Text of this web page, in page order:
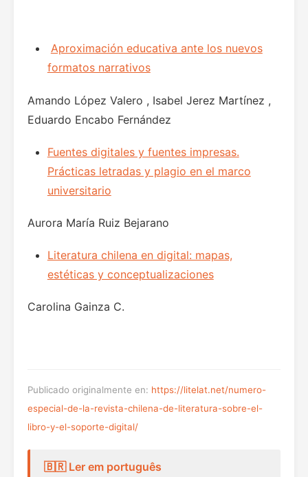
Aproximación educativa ante los nuevos
formatos narrativos
Amando López Valero , Isabel Jerez Martínez ,
Eduardo Encabo Fernández
Fuentes digitales y fuentes impresas.
Prácticas letradas y plagio en el marco
universitario
Aurora María Ruiz Bejarano
Literatura chilena en digital: mapas,
estéticas y conceptualizaciones
Carolina Gainza C.
Publicado originalmente en: https://litelat.net/numero-
especial-de-la-revista-chilena-de-literatura-sobre-el-
libro-y-el-soporte-digital/
🇧🇷 Ler em português